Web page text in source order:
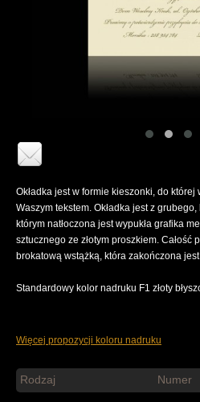
Okładka jest w formie kieszonki, do której
Waszym tekstem. Okładka jest z
którym natłoczona jest wypukła grafika
sztucznego ze złotym proszkiem. Całość
brokatową wstążką, która zakończona
Standardowy kolor nadruku F1 złoty
Więcej propozycji koloru nadruku
Rodzaj Numer